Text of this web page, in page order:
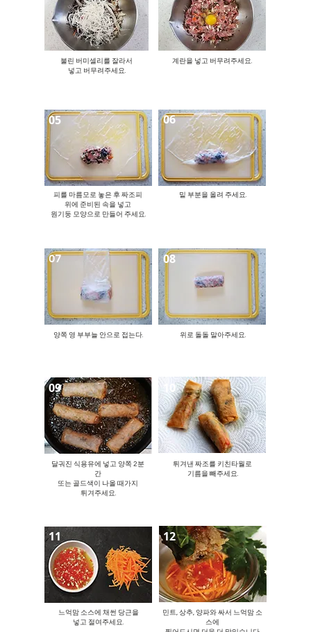
불린 버미셀리를 잘라서
​넣고 버무려주세요.
계란을 넣고 버무려주세요.
05
피를 마름모로 놓은 후 짜조피
위에 준비된 속을 넣고
​원기둥 모양으로 만들어 주세요.
06
밑 부분을 올려 주세요.
07
​양쪽 영 부부늘 안으로 접는다.
08
​위로 돌돌 말아주세요.
09
달궈진 식용유에 넣고 양쪽 2분
간
​또는 골드색이 나올 때가지
튀겨주세요.
10
튀겨낸 짜조를 키친타월로
​기름을 빼주세요.
11
느억맘 소스에 채썬 당근을
​넣고 절여주세요.
12
민트, 상추, 양파와 싸서 느억맘 소
스에